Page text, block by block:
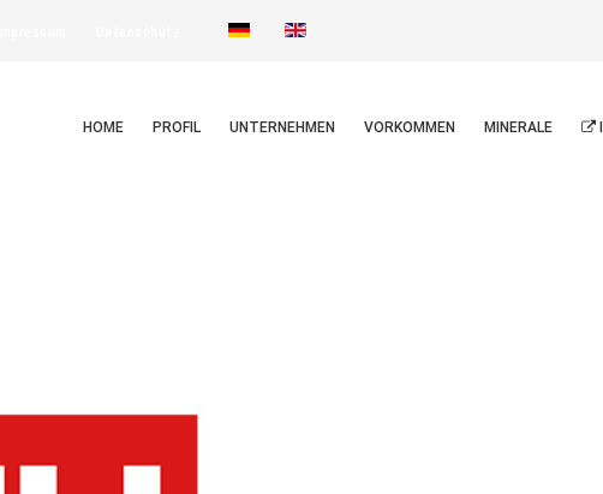
HOME PROFIL UNTERNEHMEN VORKOMMEN MINERALE